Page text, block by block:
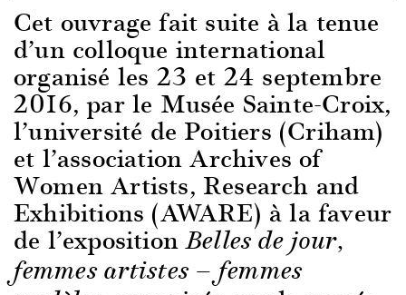
Cet ouvrage fait suite à la tenue
d’un colloque international
organisé les 23 et 24 septembre
2016, par le Musée Sainte-Croix,
l’université de Poitiers (Criham)
et l’association Archives of
Women Artists, Research and
Exhibitions (AWARE) à la faveur
de l’expositionBelles de jour,
femmes artistes — femmes